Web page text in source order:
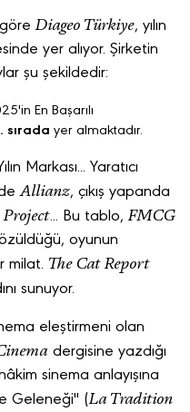
göreDiageo Türkiye, yılın
yer alıyor. Şirketin
şu şekildedir:
En Başarılı
sırada yer almaktadır.
Markası... Yaratıcı
Allianz, çıkış yapanda
... Bu tablo,FMCG
oyunun
milat. The Cat Report
sunuyor.
eleştirmeni olan
dergisine yazdığı
sinema anlayışına
Geleneği" (La Tradition